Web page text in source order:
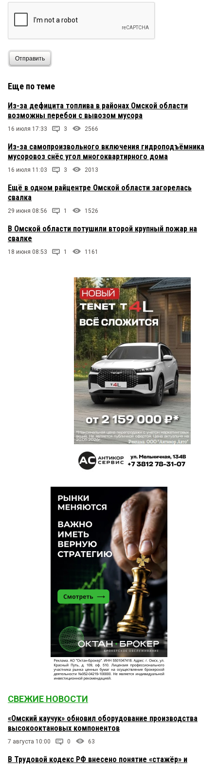
Отправить
Еще по теме
Из-за дефицита топлива в районах Омской области
возможны перебои с вывозом мусора
16 июля 17:33 3 2566
Из-за самопроизвольного включения гидроподъёмника
мусоровоз снёс угол многоквартирного дома
16 июля 11:03 3 2013
Ещё в одном райцентре Омской области загорелась
свалка
29 июня 08:56 1 1526
В Омской области потушили второй крупный пожар на
свалке
18 июня 08:53 1 1161
СВЕЖИЕ НОВОСТИ
«Омский каучук» обновил оборудование производства
высокооктановых компонентов
7 августа 10:00 0 63
В Трудовой кодекс РФ внесено понятие «стажёр» и